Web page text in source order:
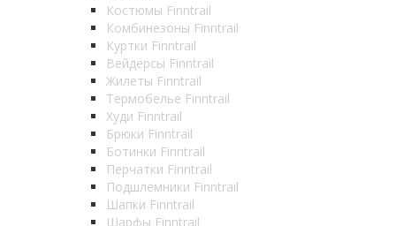
Костюмы Finntrail
Комбинезоны Finntrail
Куртки Finntrail
Вейдерсы Finntrail
Жилеты Finntrail
Термобелье Finntrail
Худи Finntrail
Брюки Finntrail
Ботинки Finntrail
Перчатки Finntrail
Подшлемники Finntrail
Шапки Finntrail
Шарфы Finntrail